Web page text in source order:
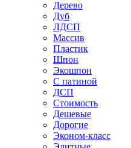
Дерево
Дуб
ЛДСП
Массив
Пластик
Шпон
Экошпон
С патиной
ДСП
Стоимость
Дешевые
Дорогие
Эконом-класс